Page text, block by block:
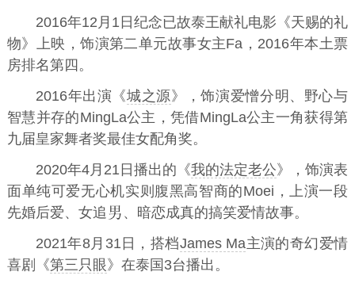
2016年12月1日纪念已故泰王献礼电影《天赐的礼
物》上映，饰演第二单元故事女主Fa，2016年本土票
房排名第四。
2016年出演《城之源》，饰演爱憎分明、野心与
智慧并存的MingLa公主，凭借MingLa公主一角获得第
九届皇家舞者奖最佳女配角奖。
2020年4月21日播出的《我的法定老公》，饰演表
面单纯可爱无心机实则腹黑高智商的Moei，上演一段
先婚后爱、女追
、暗恋成真的搞笑爱情故事。
2021年8月31日，搭档James Ma主演的奇幻爱情
喜剧《第三只眼》在泰国3台播出。